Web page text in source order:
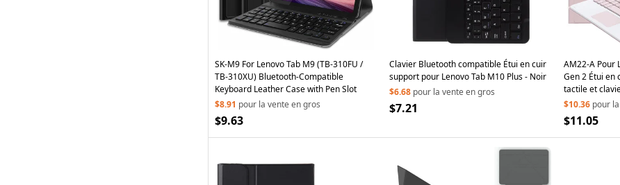
SK-M9 For Lenovo Tab M9 (TB-310FU /
TB-310XU) Bluetooth-Compatible
Keyboard Leather Case with Pen Slot
$8.91 pour la vente en gros
$9.63
Clavier Bluetooth compatible Étui en cuir
support pour Lenovo Tab M10 Plus - Noir
$6.68 pour la vente en gros
$7.21
AM22-A Pour
Gen 2 Étui en
tactile et
$10.36 pour
$11.05